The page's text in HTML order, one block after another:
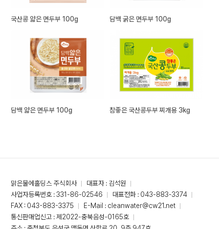
국산콩 얇은 면두부 100g 담백 굵은 면두부 100g
담백 얇은 면두부 100g 참좋은 국산콩두부 찌개용 3kg
맑은물에홀딩스 주식회사
대표자 : 김석원
사업자등록번호 : 331-86-02546
대표전화 : 043-883-3374
FAX : 043-883-3375
E-Mail : cleanwater@cw21.net
통신판매업신고 : 제2022-충북음성-0165호